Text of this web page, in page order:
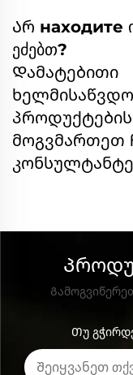
Არ находите
ეძებთ?
Დამატებითი
პროდუქტების
მოგვმართეთ
Თუ